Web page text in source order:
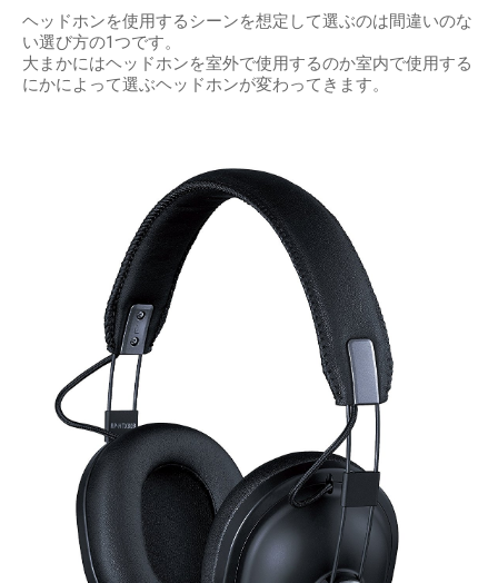
ヘッドホンを使用するシーンを想定して選ぶのは間違いのな
い選び方の1つです。
大まかにはヘッドホンを室外で使用するのか室内で使用する
にかによって選ぶヘッドホンが変わってきます。